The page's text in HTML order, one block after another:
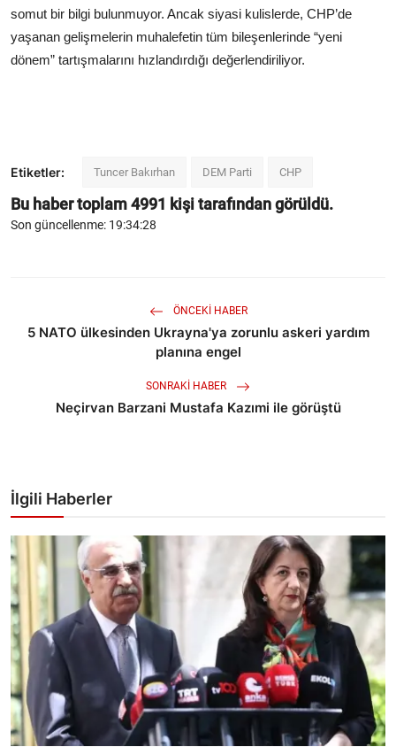
somut bir bilgi bulunmuyor. Ancak siyasi kulislerde, CHP’de
yaşanan gelişmelerin muhalefetin tüm bileşenlerinde “yeni
dönem” tartışmalarını hızlandırdığı değerlendiriliyor.
Etiketler: Tuncer Bakırhan DEM Parti CHP
Bu haber toplam4991 kişi tarafından görüldü.
Son güncellenme: 19:34:28
ÖNCEKI HABER
5 NATO ülkesinden Ukrayna'ya zorunlu askeri yardım
planına engel
SONRAKI HABER
Neçirvan Barzani Mustafa Kazımi ile görüştü
İlgili Haberler